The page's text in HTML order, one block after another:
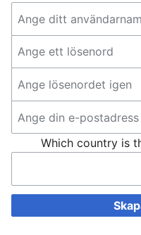
Which country is